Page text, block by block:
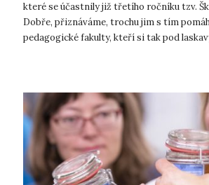
které se účastnily již třetího ročníku tzv.
Dobře, přiznáváme, trochu jim s tím
pedagogické fakulty, kteří si tak pod